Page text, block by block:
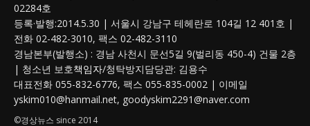
02284호
등록·발행:2014.5.30 | 서울시 강남구 테헤란로 104길 12 401호 |
전화 02-482-3010, 팩스 02-482-3110
경남본부(발행소) : 경남 사천시 문선5길 9(벌리동 450-4) 건물 2층
| 청소년 보호책임자/청탁방지담당관: 김용수
대표전화 055-832-6776, 팩스 055-835-0002 | 이메일
yskim010@hanmail.net, goodyskim2291@naver.com
©경상뉴스 since 2014